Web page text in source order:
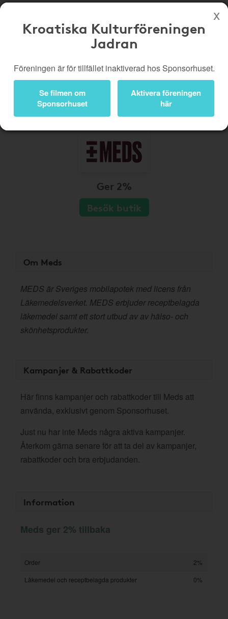
Köp genom denna sida stöttar Kroatiska Kulturföreningen Jadran
Presentkort
Kampanjer
Bli medlem
Logga in
Kroatiska Kulturföreningen
Jadran
Föreningen är för tillfället inaktiverad hos Sponsorhuset.
Se filmen om
Sponsorhuset
Aktivera föreningen
här
Ger 2%
Besök butik
Om Meds
MEDS är Sveriges mobilapotek med licens från
Läkemedelsverket. MEDS erbjuder receptbelagda
läkemedel samt ett stort utbud av av hälso- och
skönhetsprodukter.
Kampanjer & Rabattkoder
Här finns kampanjer och rabattkoder till Meds att
använda, exklusivt genom Sponsorhuset.
Just nu har inte Meds några aktiva kampanjer.
Återkom gärna senare för att ta del av kampanjer,
rabattkoder och bra erbjudanden.
Information
Meds ger 2% tillbaka
Order
2%
Läkemedel och receptbelagda produkter
0%